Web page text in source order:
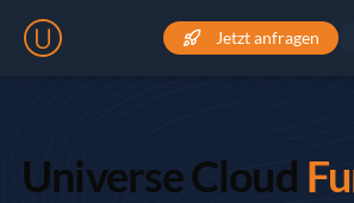
Jetzt anfragen
Universe Cloud